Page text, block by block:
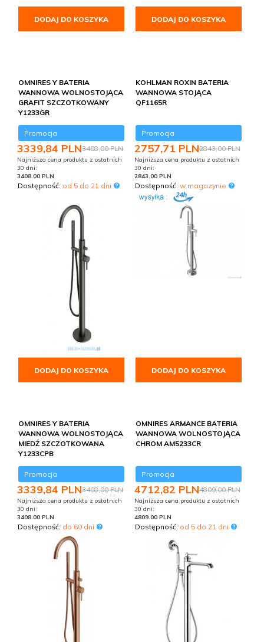
DODAJ DO KOSZYKA DODAJ DO KOSZYKA
OMNIRES Y BATERIA
WANNOWA WOLNOSTOJĄCA
GRAFIT SZCZOTKOWANY
Y1233GR
Promocja
3339,84 PLN3408,00 PLN
Najniższa cena produktu z ostatnich
30 dni:
3408.00 PLN
Dostępność: od 5 do 21 dni
DODAJ DO KOSZYKA
KOHLMAN ROXIN BATERIA
WANNOWA STOJĄCA
QF1165R
Promocja
2757,71 PLN2843,00 PLN
Najniższa cena produktu z ostatnich
30 dni:
2843.00 PLN
Dostępność: w magazynie
DODAJ DO KOSZYKA
OMNIRES Y BATERIA
WANNOWA WOLNOSTOJĄCA
MIEDŹ SZCZOTKOWANA
Y1233CPB
Promocja
3339,84 PLN3408,00 PLN
Najniższa cena produktu z ostatnich
30 dni:
3408.00 PLN
Dostępność: do 60 dni
OMNIRES ARMANCE BATERIA
WANNOWA WOLNOSTOJĄCA
CHROM AM5233CR
Promocja
4712,82 PLN4809,00 PLN
Najniższa cena produktu z ostatnich
30 dni:
4809.00 PLN
Dostępność: od 5 do 21 dni